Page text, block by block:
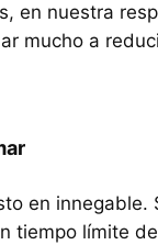
en nuestra
mucho a
en innegable.
tiempo límite